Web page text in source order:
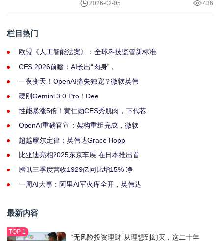
2026-02-05 436
栏目热门
欧盟《人工智能法案》：全球科技监管新标准
CES 2026前瞻：AI长出“肉身”，
一夜变天！OpenAI痛失独宠？微软英伟
硬刚Gemini 3.0 Pro！Dee
性能暴涨5倍！黄仁勋CES秀肌肉，下代芯
OpenAI重磅官宣：架构重组完成，微软
超越摩尔定律：英伟达Grace Hopp
比亚迪亮相2025东京车展 在日本推出首
腾讯三季度营收1929亿同比增15% 净
一周AI大事：阿里AI军火库全开，英伟达
最新内容
“无风险投资理财”从理想到幻灭，这二十年